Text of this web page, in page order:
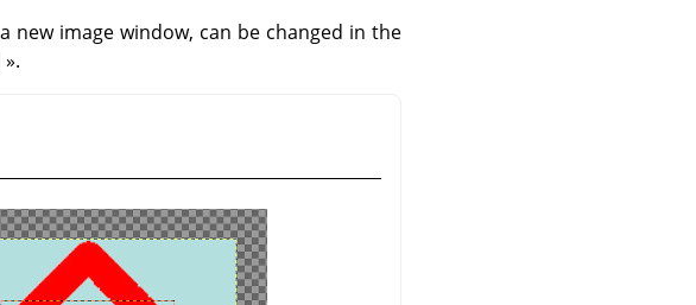
new image window, can be changed in the
».